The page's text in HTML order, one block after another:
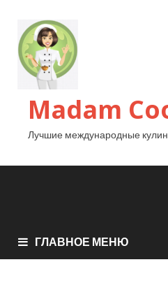
Madam
Лучшие международные
ГЛАВНОЕ МЕНЮ